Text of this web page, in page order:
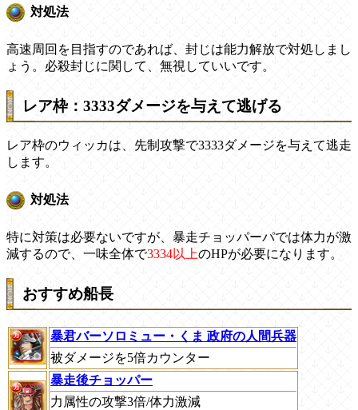
対処法
高速周回を目指すのであれば、封じは能力解放で対処しまし
ょう。必殺封じに関して、無視していいです。
レア枠：3333ダメージを与えて逃げる
レア枠のウィッカは、先制攻撃で3333ダメージを与えて逃走
します。
対処法
特に対策は必要ないですが、暴走チョッパーパでは体力が激
減するので、一味全体で3334以上のHPが必要になります。
おすすめ船長
暴君バーソロミュー・くま 政府の人間兵器
被ダメージを5倍カウンター
暴走後チョッパー
力属性の攻撃3倍/体力激減